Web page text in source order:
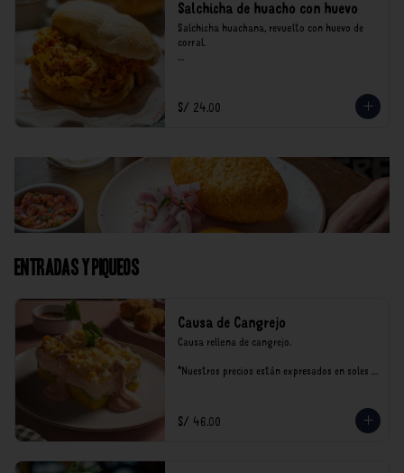
Salchicha de huacho con huevo
Salchicha huachana, revuelto con huevo de
corral.
consumo.
S/ 24.00
Entradas y Piqueos
Causa de Cangrejo
Causa rellena de cangrejo.
*Nuestros precios están expresados en soles e
S/ 46.00